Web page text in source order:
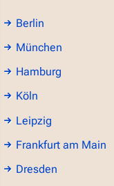
Berlin
München
Hamburg
Köln
Leipzig
Frankfurt am Main
Dresden